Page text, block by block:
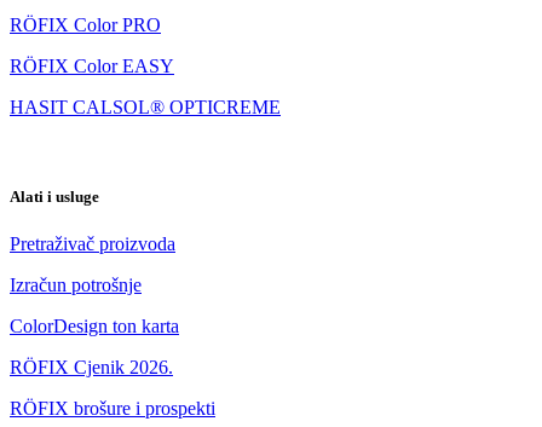
RÖFIX Color PRO
RÖFIX Color EASY
HASIT CALSOL® OPTICREME
Alati i usluge
Pretraživač proizvoda
Izračun potrošnje
ColorDesign ton karta
RÖFIX Cjenik 2026.
RÖFIX brošure i prospekti